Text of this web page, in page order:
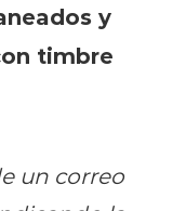
y
timbre
un correo